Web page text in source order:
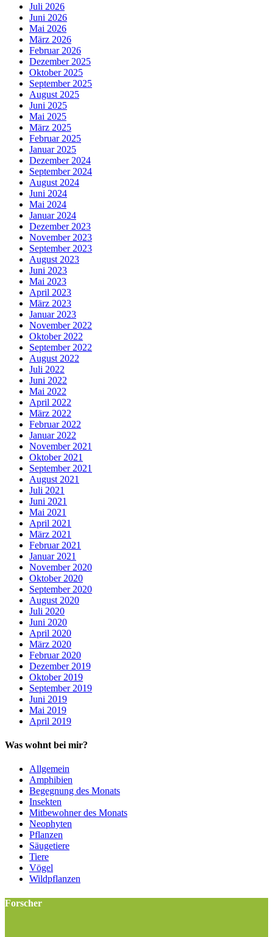
Juli 2026
Juni 2026
Mai 2026
März 2026
Februar 2026
Dezember 2025
Oktober 2025
September 2025
August 2025
Juni 2025
Mai 2025
März 2025
Februar 2025
Januar 2025
Dezember 2024
September 2024
August 2024
Juni 2024
Mai 2024
Januar 2024
Dezember 2023
November 2023
September 2023
August 2023
Juni 2023
Mai 2023
April 2023
März 2023
Januar 2023
November 2022
Oktober 2022
September 2022
August 2022
Juli 2022
Juni 2022
Mai 2022
April 2022
März 2022
Februar 2022
Januar 2022
November 2021
Oktober 2021
September 2021
August 2021
Juli 2021
Juni 2021
Mai 2021
April 2021
März 2021
Februar 2021
Januar 2021
November 2020
Oktober 2020
September 2020
August 2020
Juli 2020
Juni 2020
April 2020
März 2020
Februar 2020
Dezember 2019
Oktober 2019
September 2019
Juni 2019
Mai 2019
April 2019
Was wohnt bei mir?
Allgemein
Amphibien
Begegnung des Monats
Insekten
Mitbewohner des Monats
Neophyten
Pflanzen
Säugetiere
Tiere
Vögel
Wildpflanzen
Forscher